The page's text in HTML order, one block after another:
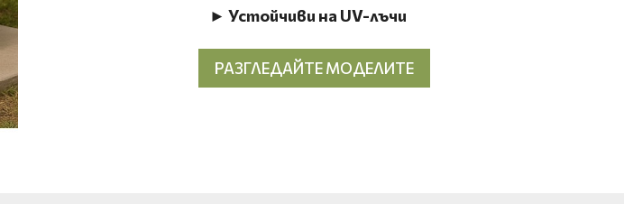
► Устойчиви на UV-лъчи
РАЗГЛЕДАЙТЕ МОДЕЛИТЕ